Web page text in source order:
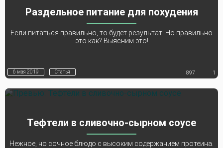
Раздельное питание для похудения
Если питаться правильно, то будет результат. Но правильно
это как? Выясним это!
6 мая 2019 Статья 897 1
Тефтели в сливочно-сырном соусе
Нежное, но сочное блюдо с высоким содержанием протеина.